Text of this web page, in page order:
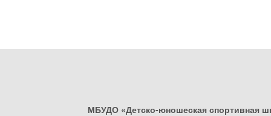
МБУДО «Детско-юношеская спортивная